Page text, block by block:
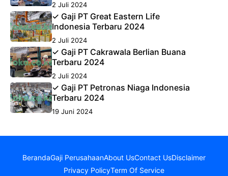
2 Juli 2024
✓ Gaji PT Great Eastern Life
Indonesia Terbaru 2024
2 Juli 2024
✓ Gaji PT Cakrawala Berlian Buana
Terbaru 2024
2 Juli 2024
✓ Gaji PT Petronas Niaga Indonesia
Terbaru 2024
19 Juni 2024
BerandaGaji PerusahaanAbout UsContact UsDisclaimer
Privacy PolicyTerm Of Service